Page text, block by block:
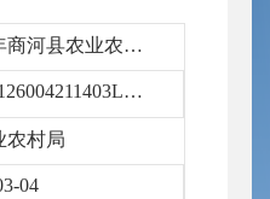
2026年商河县农业农村局部门预算
11370126004211403L/2026-6710266
农村局
04